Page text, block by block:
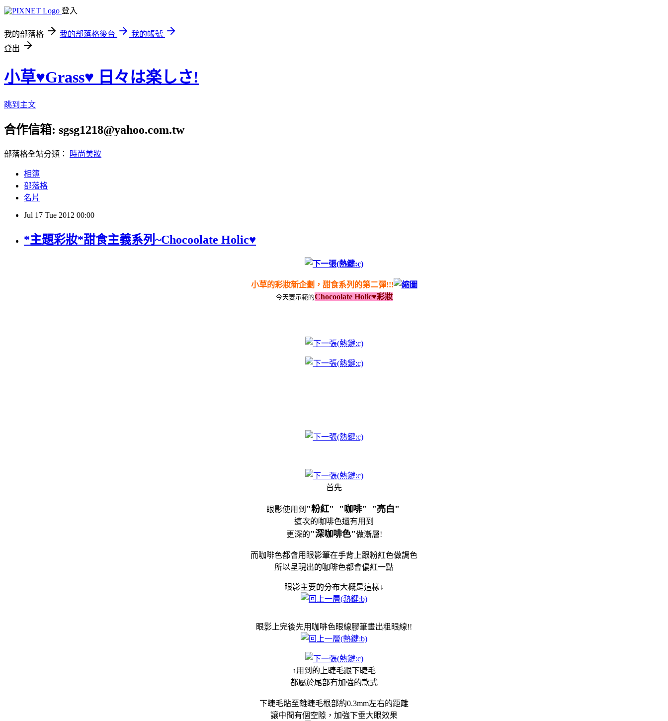
登入
我的部落格 我的部落格後台
我的帳號
登出
小草♥Grass♥ 日々は楽しさ!
跳到主文
合作信箱: sgsg1218@yahoo.com.tw
部落格全站分類： 時尚美妝
相簿
部落格
名片
Jul 17 Tue 2012 00:00
*主題彩妝*甜食主義系列~Chocoolate Holic♥
小草的彩妝新企劃，甜食系列的第二彈!!!
今天要示範的Chocoolate Holic♥彩妝
首先
眼影使用到 "粉紅" "咖啡" "亮白"
這次的咖啡色還有用到
更深的"深咖啡色"做漸層!
而咖啡色都會用眼影筆在手背上跟粉紅色做調色
所以呈現出的咖啡色都會偏紅一點
眼影主要的分布大概是這樣↓
眼影上完後先用咖啡色眼線膠筆畫出粗眼線!!
↑用到的上睫毛跟下睫毛
都屬於尾部有加強的款式
下睫毛貼至離睫毛根部約0.3mm左右的距離
讓中間有個空隙，加強下垂大眼效果